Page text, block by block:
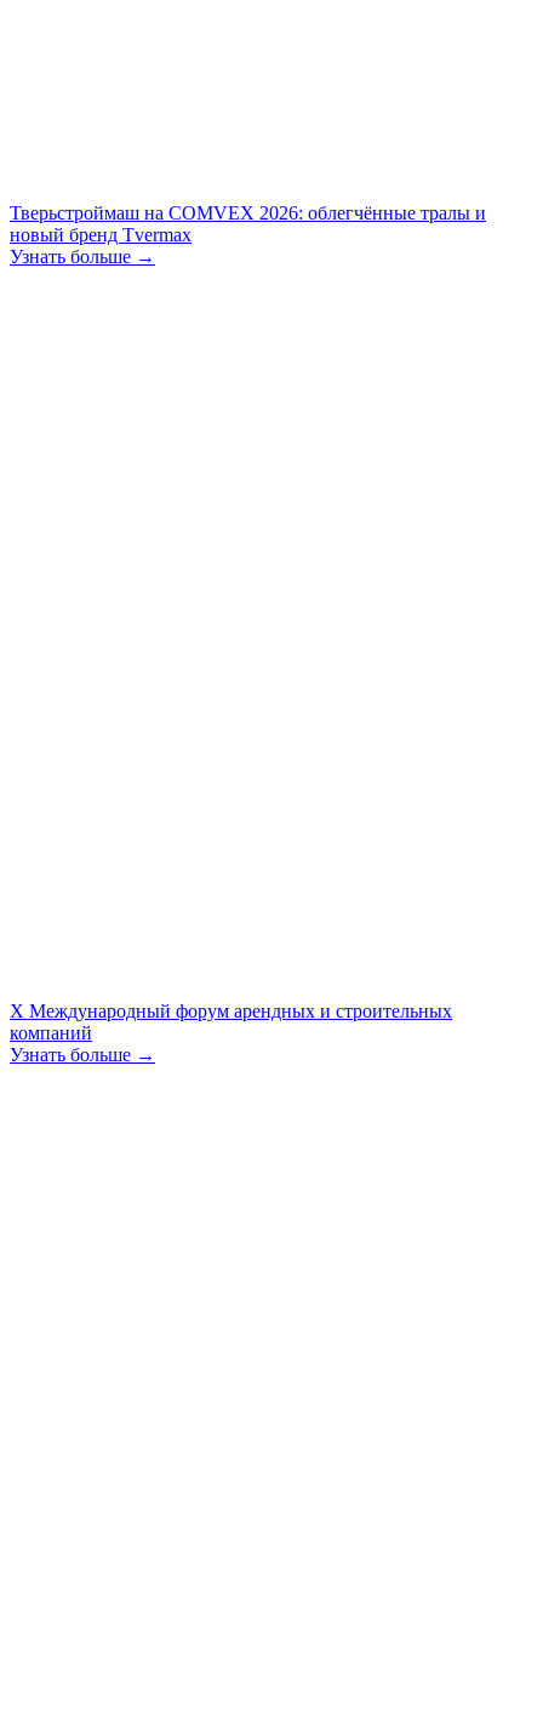
Тверьстроймаш на COMVEX 2026: облегчённые тралы и
новый бренд Tvermax
Узнать больше →
X Международный форум арендных и строительных
компаний
Узнать больше →